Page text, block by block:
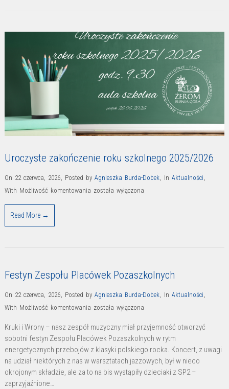
Uroczyste zakończenie roku szkolnego 2025/2026
On 22 czerwca, 2026, Posted by Agnieszka Burda-Dobek, In Aktualności ,
With Możliwość komentowania Uroczyste
została wyłączona
Read More →
Festyn Zespołu Placówek Pozaszkolnych
On 22 czerwca, 2026, Posted by Agnieszka Burda-Dobek, In Aktualności ,
With Możliwość komentowania Festyn
Placówek
Pozaszkolnych
została wyłączona
Kruki i Wrony – nasz zespół muzyczny miał przyjemność otworzyć
sobotni festyn Zespołu Placówek Pozaszkolnych w rytm
energetycznych przebojów z klasyki polskiego rocka. Koncert, z uwagi
na udział niektórych z nas w warsztatach jazzowych, był w nieco
okrojonym składzie, ale za to na bis wystąpiły dzieciaki z SP2 –
zaprzyjaźnione…